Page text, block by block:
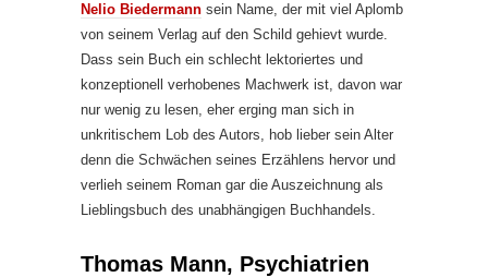
Nelio Biedermann sein Name, der mit viel Aplomb
von seinem Verlag auf den Schild gehievt wurde.
Dass sein Buch ein schlecht lektoriertes und
konzeptionell verhobenes Machwerk ist, davon war
nur wenig zu lesen, eher erging man sich in
unkritischem Lob des Autors, hob lieber sein Alter
denn die Schwächen seines Erzählens hervor und
verlieh seinem Roman gar die Auszeichnung als
Lieblingsbuch des unabhängigen Buchhandels.
Thomas Mann, Psychiatrien